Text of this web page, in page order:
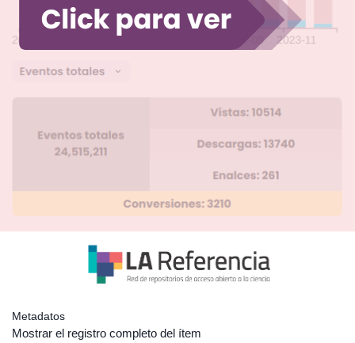
Metadatos
Mostrar el registro completo del ítem